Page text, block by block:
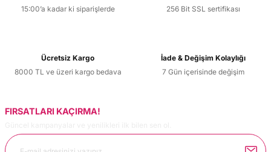
15:00’a kadar ki siparişlerde
256 Bit SSL sertifikası
Ücretsiz Kargo
8000 TL ve üzeri kargo bedava
İade & Değişim Kolaylığı
7 Gün içerisinde değişim
FIRSATLARI KAÇIRMA!